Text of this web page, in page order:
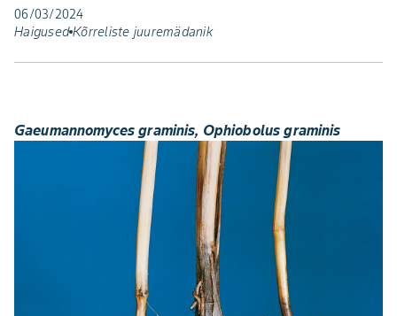
06/03/2024
Haigused Kõrreliste juuremädanik
Gaeumannomyces graminis, Ophiobolus graminis